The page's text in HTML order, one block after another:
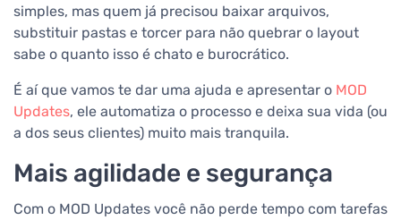
simples, mas quem já precisou baixar arquivos,
substituir pastas e torcer para não quebrar o layout
sabe o quanto isso é chato e burocrático.
É aí que vamos te dar uma ajuda e apresentar o MOD
Updates, ele automatiza o processo e deixa sua vida (ou
a dos seus clientes) muito mais tranquila.
Mais agilidade e segurança
Com o MOD Updates você não perde tempo com tarefas